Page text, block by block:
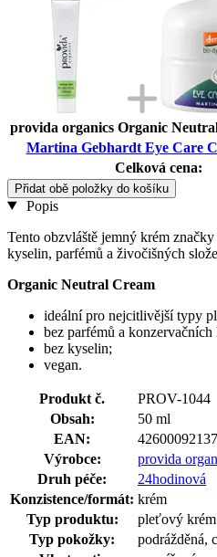
provida organics Organic
Martina Gebhardt Eye Care
Celková cena:
Přidat obě položky do košíku
Popis
Tento obzvláště jemný krém
kyselin, parfémů a živočišných
Organic Neutral Cream
ideální pro nejcitlivější typy
bez parfémů a konzervačních
bez kyselin;
vegan.
Produkt č.
PROV-1044
Obsah:
50 ml
EAN:
Výrobce:
provida
Druh péče:
24hodinová
Konzistence/formát: krém
Typ produktu:
pleťový krém
Typ pokožky:
podrážděná,